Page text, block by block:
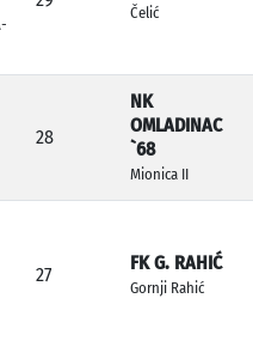
Čelić
28
NK
OMLADINAC
`68
Mionica II
27
FK G. RAHIĆ
Gornji Rahić